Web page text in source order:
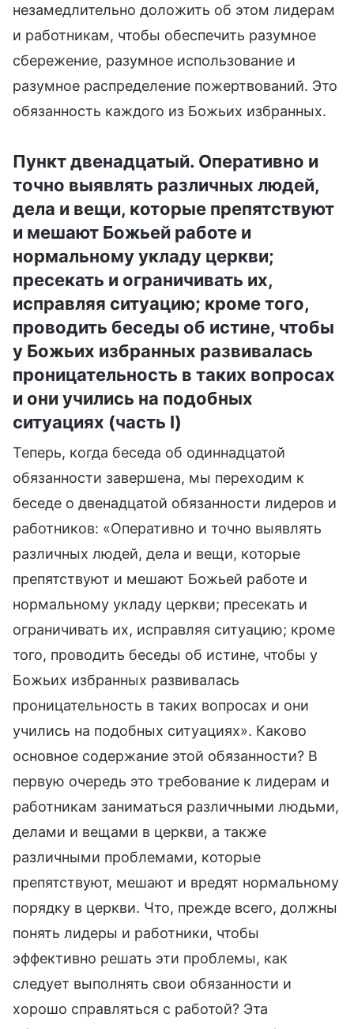
незамедлительно доложить об этом лидерам
и работникам, чтобы обеспечить разумное
сбережение, разумное использование и
разумное распределение пожертвований. Это
обязанность каждого из Божьих избранных.
Пункт двенадцатый. Оперативно и
точно выявлять различных людей,
дела и вещи, которые препятствуют
и мешают Божьей работе и
нормальному укладу церкви;
пресекать и ограничивать их,
исправляя ситуацию; кроме того,
проводить беседы об истине, чтобы
у Божьих избранных развивалась
проницательность в таких вопросах
и они учились на подобных
ситуациях (часть I)
Теперь, когда беседа об одиннадцатой
обязанности завершена, мы переходим к
беседе о двенадцатой обязанности лидеров и
работников: «Оперативно и точно выявлять
различных людей, дела и вещи, которые
препятствуют и мешают Божьей работе и
нормальному укладу церкви; пресекать и
ограничивать их, исправляя ситуацию; кроме
того, проводить беседы об истине, чтобы у
Божьих избранных развивалась
проницательность в таких вопросах и они
учились на подобных ситуациях». Каково
основное содержание этой обязанности? В
первую очередь это требование к лидерам и
работникам заниматься различными людьми,
делами и вещами в церкви, а также
различными проблемами, которые
препятствуют, мешают и вредят нормальному
порядку в церкви. Что, прежде всего, должны
понять лидеры и работники, чтобы
эффективно решать эти проблемы, как
следует выполнять свои обязанности и
хорошо справляться с работой? Эта